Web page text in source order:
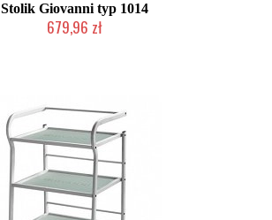
Stolik Giovanni typ 1014
679,96 zł